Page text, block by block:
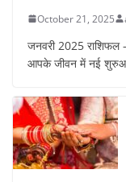
October 21, 2025
जनवरी 2025 राशिफल
आपके जीवन में नई